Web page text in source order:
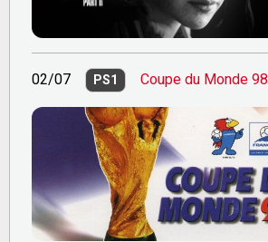
02/07 PS1 Coupe du Monde 98